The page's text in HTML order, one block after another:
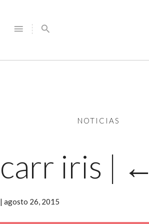
menu search
NOTICIAS
carr iris | ←
| agosto 26, 2015